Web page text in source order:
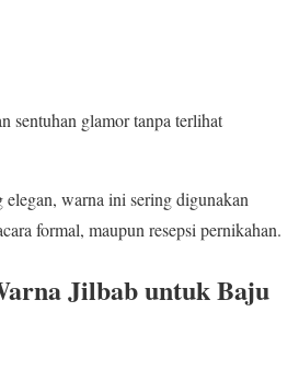
sentuhan glamor tanpa terlihat
warna ini sering digunakan
formal, maupun resepsi pernikahan.
Jilbab untuk Baju